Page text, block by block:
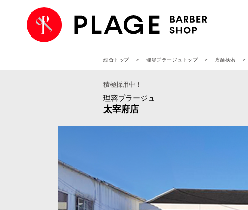
総合トップ 理容プラージュトップ 店舗検索
積極採用中！
理容プラージュ
太宰府店